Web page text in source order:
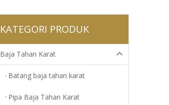
KATEGORI PRODUK
Baja Tahan Karat
Batang baja tahan karat
Pipa Baja Tahan Karat